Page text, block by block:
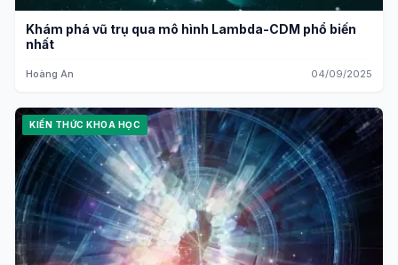
Khám phá vũ trụ qua mô hình Lambda-CDM phổ biến
nhất
Hoàng An 04/09/2025
KIẾN THỨC KHOA HỌC